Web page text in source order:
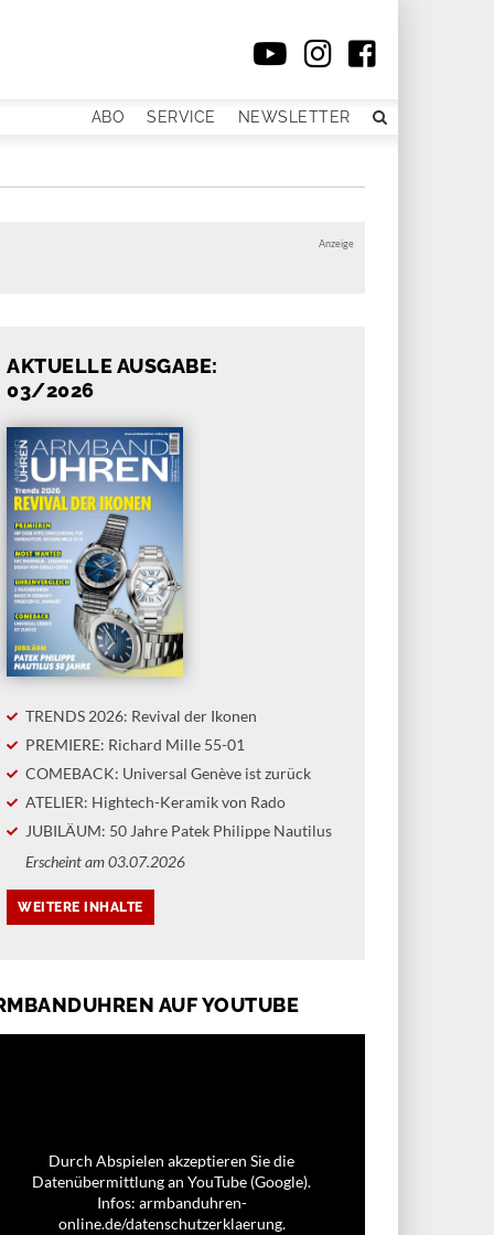
ABO SERVICE NEWSLETTER
Anzeige
AKTUELLE AUSGABE:
03/2026
TRENDS 2026: Revival der Ikonen
PREMIERE: Richard Mille 55-01
COMEBACK: Universal Genève ist zurück
ATELIER: Hightech-Keramik von Rado
JUBILÄUM: 50 Jahre Patek Philippe Nautilus
Erscheint am 03.07.2026
AUF YOUTUBE
Durch Abspielen akzeptieren Sie die
Datenübermittlung an YouTube (Google).
Infos: armbanduhren-
online.de/datenschutzerklaerung.